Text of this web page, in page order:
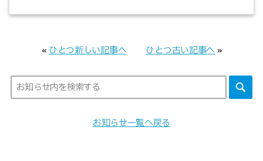
«ひとつ新しい記事へ ひとつ古い記事へ»
お知らせ一覧へ戻る